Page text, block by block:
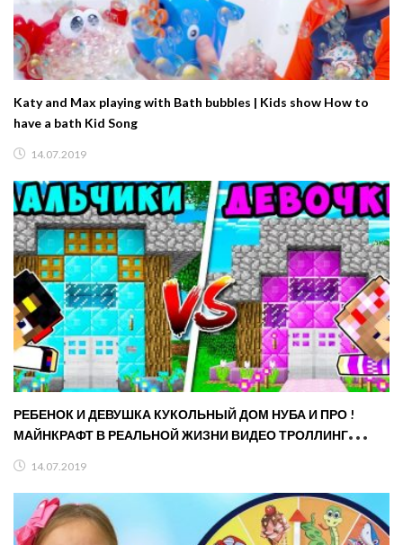
Katy and Max playing with Bath bubbles | Kids show How to
have a bath Kid Song
14.07.2019
РЕБЕНОК И ДЕВУШКА КУКОЛЬНЫЙ ДОМ НУБА И ПРО !
МАЙНКРАФТ В РЕАЛЬНОЙ ЖИЗНИ ВИДЕО ТРОЛЛИНГ
14.07.2019